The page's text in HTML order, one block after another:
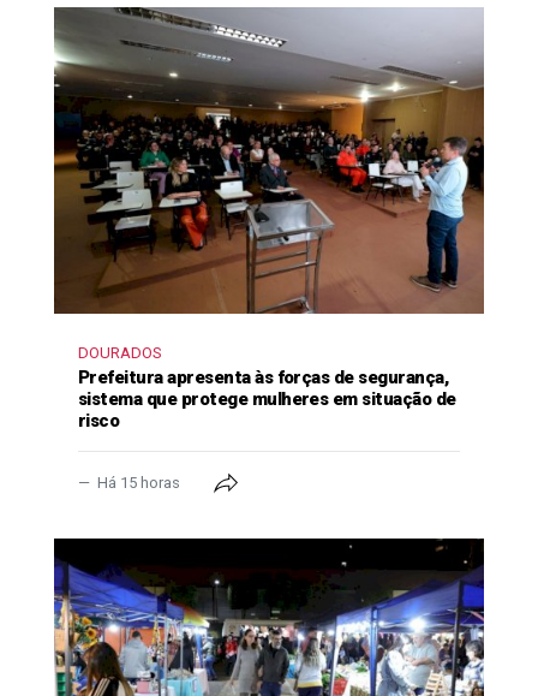
DOURADOS
Prefeitura apresenta às forças de segurança,
sistema que protege mulheres em situação de
risco
Há 15 horas